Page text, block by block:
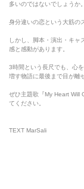
多いのではないでしょうか。
身分違いの恋という大筋の
しかし、脚本・演出・キ
感と感動があります。
3時間という長尺でも、心
増す物語に最後まで目が離
ぜひ主題歌『My Heart Will
てください。
TEXT MarSali